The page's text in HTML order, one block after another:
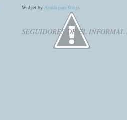
Widget by Ayuda para Blogs
SEGUIDORES DE EL INFORMAL